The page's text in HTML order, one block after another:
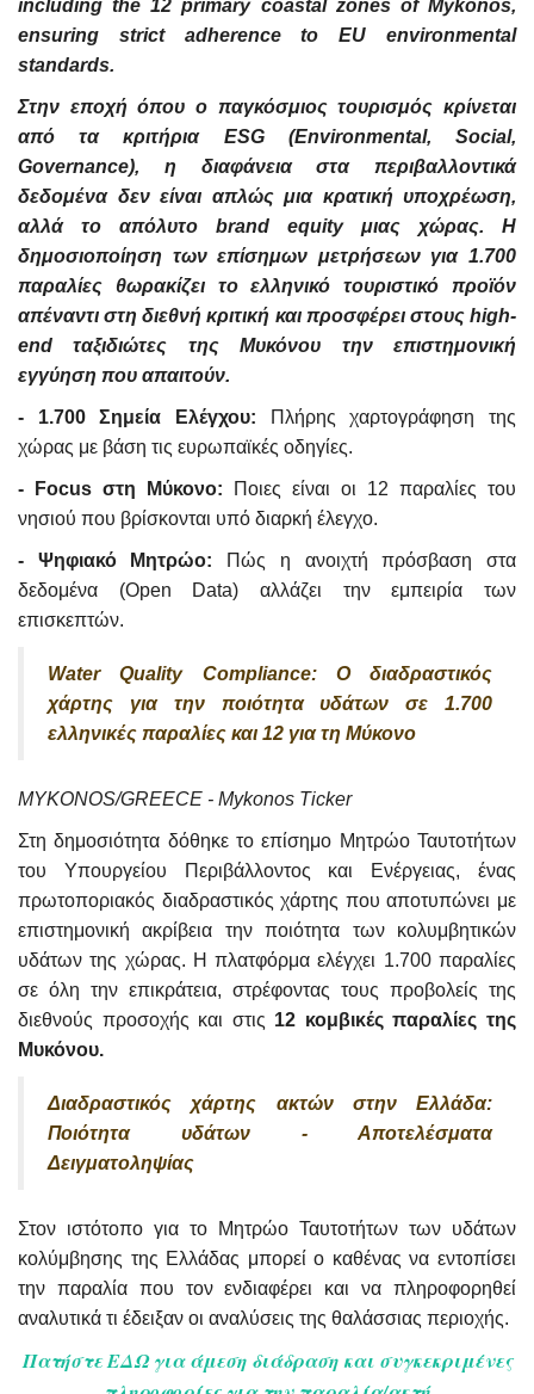
including the 12 primary coastal zones of Mykonos,
ensuring strict adherence to EU environmental
standards.
Στην εποχή όπου ο παγκόσμιος τουρισμός κρίνεται
από τα κριτήρια ESG (Environmental, Social,
Governance), η διαφάνεια στα περιβαλλοντικά
δεδομένα δεν είναι απλώς μια κρατική υποχρέωση,
αλλά το απόλυτο brand equity μιας χώρας. Η
δημοσιοποίηση των επίσημων μετρήσεων για 1.700
παραλίες θωρακίζει το ελληνικό τουριστικό προϊόν
απέναντι στη διεθνή κριτική και προσφέρει στους high-
end ταξιδιώτες της Μυκόνου την επιστημονική
εγγύηση που απαιτούν.
- 1.700 Σημεία Ελέγχου: Πλήρης χαρτογράφηση της
χώρας με βάση τις ευρωπαϊκές οδηγίες.
- Focus στη Μύκονο: Ποιες είναι οι 12 παραλίες του
νησιού που βρίσκονται υπό διαρκή έλεγχο.
- Ψηφιακό Μητρώο: Πώς η ανοιχτή πρόσβαση στα
δεδομένα (Open Data) αλλάζει την εμπειρία των
επισκεπτών.
Water Quality Compliance: Ο διαδραστικός
χάρτης για την ποιότητα υδάτων σε 1.700
ελληνικές παραλίες και 12 για τη Μύκονο
MYKONOS/GREECE - Mykonos Ticker
Στη δημοσιότητα δόθηκε το επίσημο Μητρώο Ταυτοτήτων
του Υπουργείου Περιβάλλοντος και Ενέργειας, ένας
πρωτοποριακός διαδραστικός χάρτης που αποτυπώνει με
επιστημονική ακρίβεια την ποιότητα των κολυμβητικών
υδάτων της χώρας. Η πλατφόρμα ελέγχει 1.700 παραλίες
σε όλη την επικράτεια, στρέφοντας τους προβολείς της
διεθνούς προσοχής και στις 12 κομβικές παραλίες της
Μυκόνου.
Διαδραστικός χάρτης ακτών στην Ελλάδα:
Ποιότητα υδάτων - Αποτελέσματα
Δειγματοληψίας
Στον ιστότοπο για το Μητρώο Ταυτοτήτων των υδάτων
κολύμβησης της Ελλάδας μπορεί ο καθένας να εντοπίσει
την παραλία που τον ενδιαφέρει και να πληροφορηθεί
αναλυτικά τι έδειξαν οι αναλύσεις της θαλάσσιας περιοχής.
Πατήστε ΕΔΩ για άμεση διάδραση και συγκεκριμένες